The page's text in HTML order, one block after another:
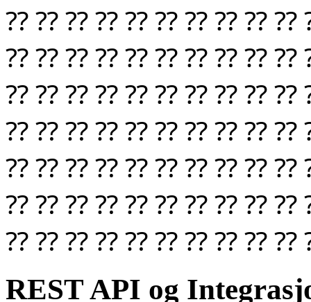
⁇ ⁇ ⁇ ⁇ ⁇ ⁇ ⁇ ⁇ ⁇ ⁇
⁇ ⁇ ⁇ ⁇ ⁇ ⁇ ⁇ ⁇ ⁇ ⁇
⁇ ⁇ ⁇ ⁇ ⁇ ⁇ ⁇ ⁇ ⁇ ⁇
⁇ ⁇ ⁇ ⁇ ⁇ ⁇ ⁇ ⁇ ⁇ ⁇
⁇ ⁇ ⁇ ⁇ ⁇ ⁇ ⁇ ⁇ ⁇ ⁇
⁇ ⁇ ⁇ ⁇ ⁇ ⁇ ⁇ ⁇ ⁇ ⁇
⁇ ⁇ ⁇ ⁇ ⁇ ⁇ ⁇ ⁇ ⁇ ⁇
REST API og